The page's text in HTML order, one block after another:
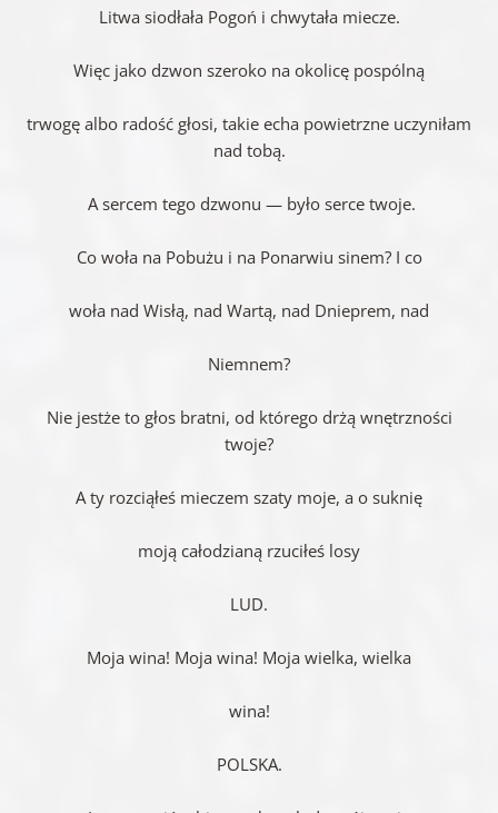
Litwa siodłała Pogoń i chwytała miecze.
Więc jako dzwon szeroko na okolicę pospólną
trwogę albo radość głosi, takie echa powietrzne uczyniłam
nad tobą.
A sercem tego dzwonu — było serce twoje.
Co woła na Pobużu i na Ponarwiu sinem? I co
woła nad Wisłą, nad Wartą, nad Dnieprem, nad
Niemnem?
Nie jestże to głos bratni, od którego drżą wnętrzności
twoje?
A ty rozciąłeś mieczem szaty moje, a o suknię
moją całodzianą rzuciłeś losy
LUD.
Moja wina! Moja wina! Moja wielka, wielka
wina!
POLSKA.